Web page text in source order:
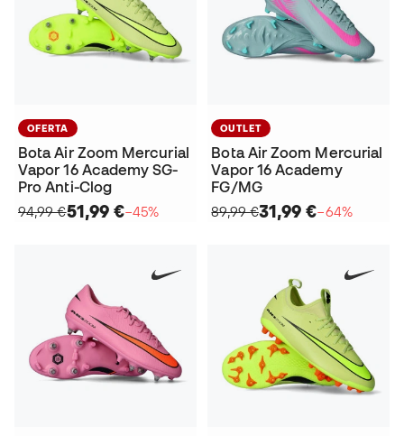
OFERTA
Bota Air Zoom Mercurial
Vapor 16 Academy SG-
Pro Anti-Clog
94,99 €51,99 €−45%
OUTLET
Bota Air Zoom Mercurial
Vapor 16 Academy
FG/MG
89,99 €31,99 €−64%